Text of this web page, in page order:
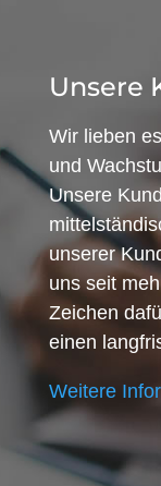
Unsere
Wir lieben
und
Unsere
unserer
uns seit
Zeichen
einen
Weitere